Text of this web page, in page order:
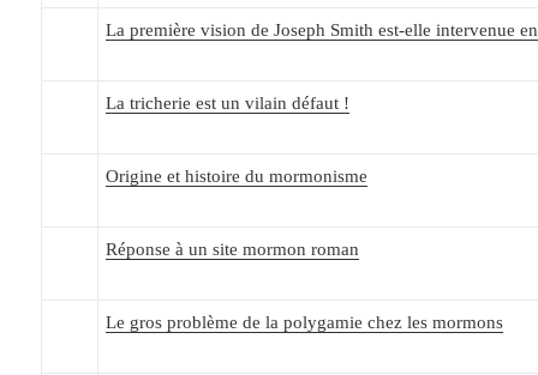
La première vision de Joseph Smith est-elle intervenue
La tricherie est un vilain défaut !
Origine et histoire du mormonisme
Réponse à un site mormon roman
Le gros problème de la polygamie chez les mormons